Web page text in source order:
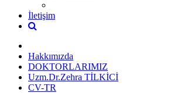
İletişim
Hakkımızda
DOKTORLARIMIZ
Uzm.Dr.Zehra TİLKİCİ
CV-TR